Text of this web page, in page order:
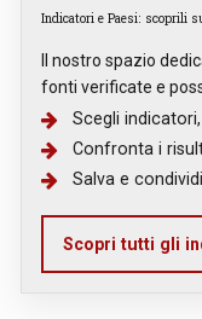
Indicatori e Paesi: scoprili
Il nostro spazio
fonti verificate e
Scegli
Confronta i
Salva e
Scopri tutti gli